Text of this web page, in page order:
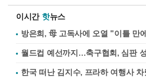
이시간 핫뉴스
방은희, 母 고독사에 오열 "이틀 만
월드컵 예선까지…축구협회, 심판
한국 떠난 김지수, 프라하 여행사